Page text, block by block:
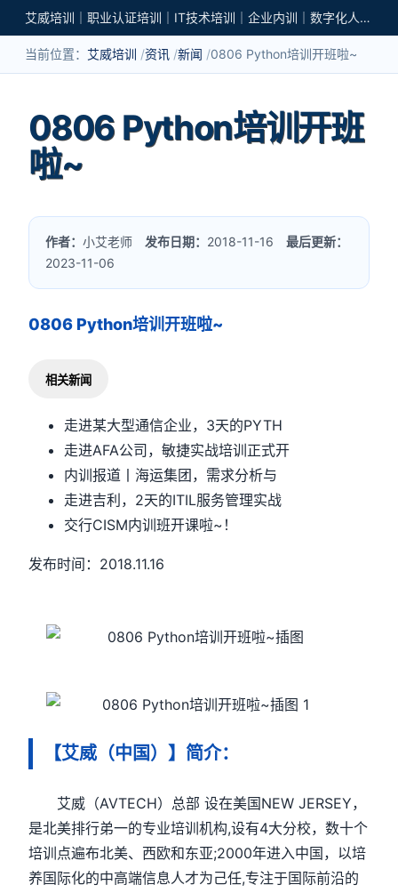
艾威培训｜职业认证培训｜IT技术培训｜企业内训｜数字化人才培养
当前位置： 艾威培训 资讯 新闻 0806 Python培训开班啦~
0806 Python培训开班
啦~
作者：小艾老师 发布日期： 2018-11-16最后更新：
2023-11-06
0806 Python培训开班啦~
相关新闻
走进某大型通信企业，3天的PYTH
走进AFA公司，敏捷实战培训正式开
内训报道丨海运集团，需求分析与
走进吉利，2天的ITIL服务管理实战
交行CISM内训班开课啦~！
发布时间：2018.11.16
【艾威（中国）】简介：
艾威（AVTECH）总部 设在美国NEW JERSEY，
是北美排行弟一的专业培训机构,设有4大分校，数十个
培训点遍布北美、西欧和东亚;2000年进入中国，以培
养国际化的中高端信息人才为己任,专注于国际前沿的